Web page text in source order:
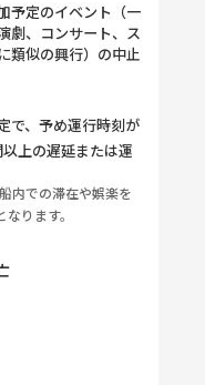
予定のイベント（一
劇、コンサート、ス
類似の興行）の中止
で、予め運行時刻が
以上の遅延または運
内での滞在や娯楽を
ります。